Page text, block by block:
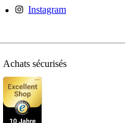
Instagram
Achats sécurisés